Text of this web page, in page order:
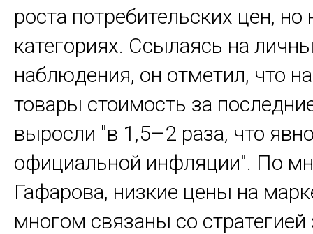
роста потребительских цен, но
категориях. Ссылаясь на
наблюдения, он отметил, что
товары стоимость за
выросли "в 1,5–2 раза, что
официальной инфляции". По
Гафарова, низкие цены на
многом связаны со стратегией